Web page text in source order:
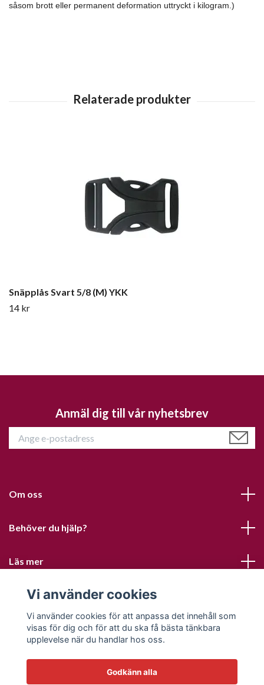
såsom brott eller permanent deformation uttryckt i kilogram.)
Snäpplås Svart 5/8 (M) YKK
14 kr
Anmäl dig till vår nyhetsbrev
Om oss
Behöver du hjälp?
Läs mer
Sociala medier
Vi använder cookies
Vi använder cookies för att anpassa det innehåll som
visas för dig och för att du ska få bästa tänkbara
upplevelse när du handlar hos oss.
Godkänn alla